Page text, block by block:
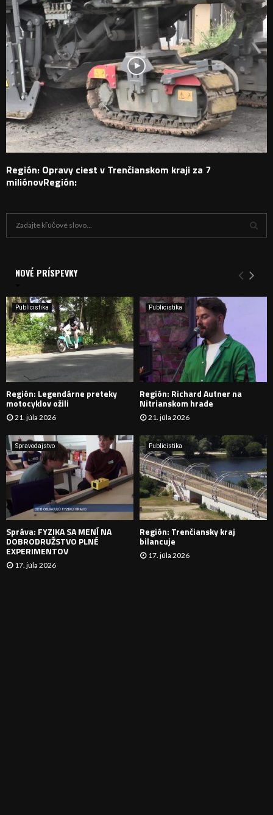
Región: Opravy ciest v Trenčianskom kraji za 7
miliónovRegión:
i
e
:
Y
H
D
A
N
I
E
NOVÉ PRÍSPEVKY
Publicistika
Región: Legendárne preteky
motocyklov ožili
21. júla 2026
Publicistika
Región: Richard Autner na
Nitrianskom hrade
21. júla 2026
Spravodajstvo
Správa: FYZIKA SA MENÍ NA
DOBRODRUŽSTVO PLNÉ
EXPERIMENTOV
17. júla 2026
Publicistika
Región: Trenčiansky kraj
bilancuje
17. júla 2026